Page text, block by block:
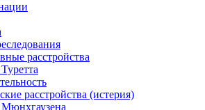
расстройства
расстройства (истерия)